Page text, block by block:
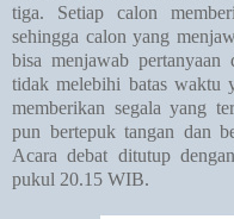
tiga. Setiap calon
sehingga calon yang
bisa menjawab
tidak melebihi batas waktu
memberikan segala yang
pun bertepuk tangan dan
Acara debat ditutup
pukul 20.15 WIB.